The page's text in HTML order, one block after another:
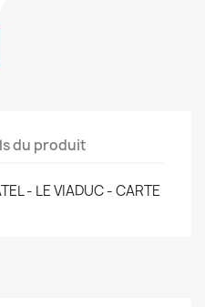
du produit
- LE VIADUC - CARTE